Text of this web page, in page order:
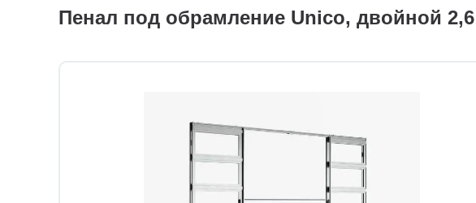
Пенал под обрамление Unico, двойной